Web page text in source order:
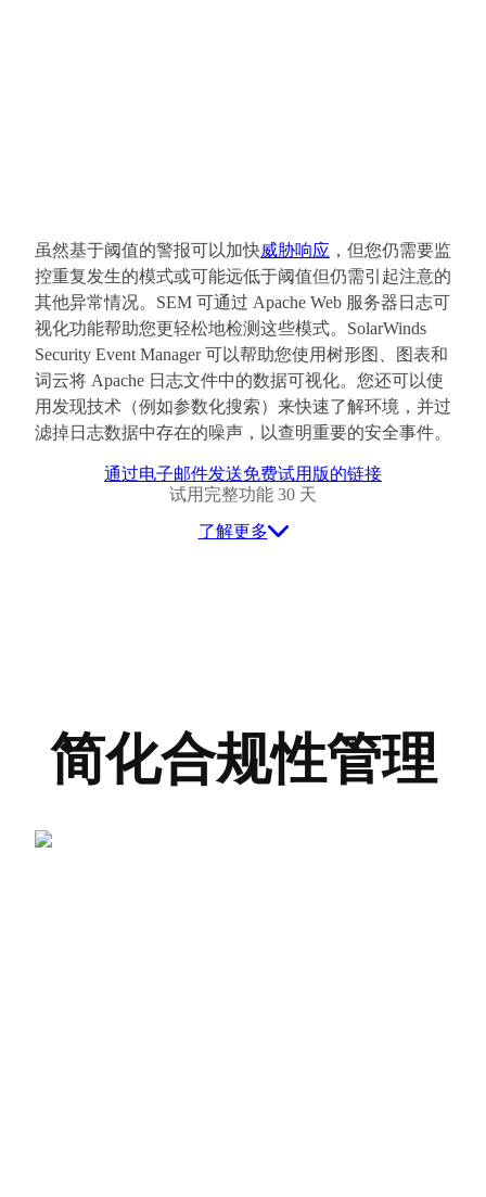
虽然基于阈值的警报可以加快威胁响应 ，但您仍需要监
控重复发生的模式或可能远低于阈值但仍需引起注意的
其他异常情况。SEM 可通过 Apache Web 服务器日志可
视化功能帮助您更轻松地检测这些模式。SolarWinds
Security Event Manager 可以帮助您使用树形图、图表和
词云将 Apache 日志文件中的数据可视化。您还可以使
用发现技术（例如参数化搜索）来快速了解环境，并过
滤掉日志数据中存在的噪声，以查明重要的安全事件。
通过电子邮件发送免费试用版的链接
试用完整功能 30 天
了解更多
简化合规性管理